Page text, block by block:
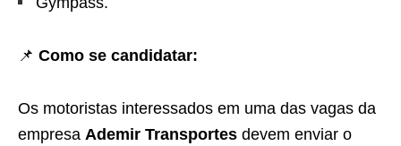
📌 Como se candidatar:
Os motoristas interessados em uma das vagas da
empresa Ademir Transportes devem enviar o